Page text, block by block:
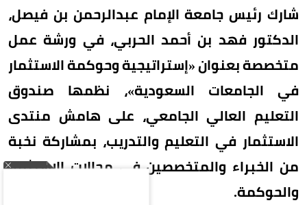
شارك رئيس جامعة الإمام عبدالرحمن بن فيصل،
الدكتور فهد بن أحمد الحربي، في ورشة عمل
متخصصة بعنوان «إستراتيجية وحوكمة الاستثمار
في الجامعات السعودية»، نظمها صندوق
التعليم العالي الجامعي، على هامش منتدى
الاستثمار في التعليم والتدريب، بمشاركة نخبة
من الخبراء والمتخصصين في مجالات الاستثمار
والحوكمة.